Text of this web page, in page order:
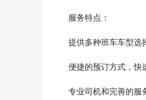
服务特点：
提供多种班车车型选
便捷的预订方式，快
专业司机和完善的服